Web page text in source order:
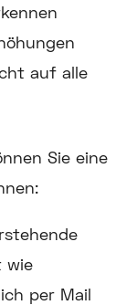
auf alle
Sie eine
wie
per Mail